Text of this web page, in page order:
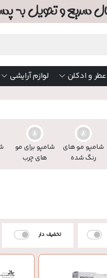
عطر و ادکلن لوازم آرایشی
شامپو مو های
رنگ شده
شامپو برای مو
های چرب
تخفیف دار